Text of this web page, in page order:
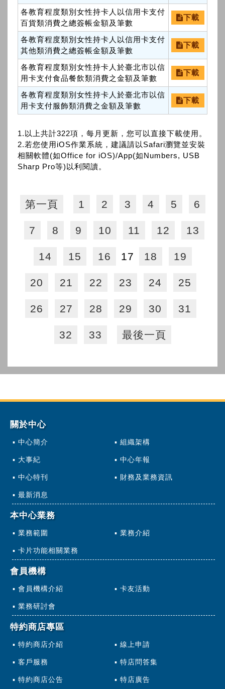
各教育程度類別女性持卡人以信用卡支付
百貨類消費之總簽帳金額及筆數
下載
各教育程度類別女性持卡人以信用卡支付
其他類消費之總簽帳金額及筆數
下載
各教育程度類別女性持卡人於臺北市以信
用卡支付食品餐飲類消費之金額及筆數
下載
各教育程度類別女性持卡人於臺北市以信
用卡支付服飾類消費之金額及筆數
下載
1.以上共計322項，每月更新，您可以直接下載使用。
2.若您使用iOS作業系統，建議請以Safari瀏覽並安裝
相關軟體(如Office for iOS)/App(如Numbers, USB
Sharp Pro等)以利閱讀。
第一頁 1 2 3 4 5 6
7 8 9 10 11 12 13
14 15 16 17 18 19
20 21 22 23 24 25
26 27 28 29 30 31
32 33 最後一頁
關於中心
中心簡介 組織架構
大事紀 中心年報
中心特刊 財務及業務資訊
最新消息
本中心業務
業務範圍 業務介紹
卡片功能相關業務
會員機構
會員機構介紹 卡友活動
業務研討會
特約商店專區
特約商店介紹 線上申請
客戶服務 特店問答集
特約商店公告 特店廣告